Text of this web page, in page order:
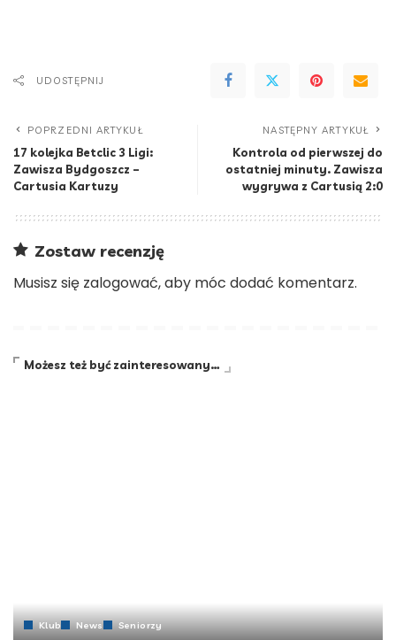
UDOSTĘPNIJ
POPRZEDNI ARTYKUŁ
17 kolejka Betclic 3 Ligi:
Zawisza Bydgoszcz –
Cartusia Kartuzy
NASTĘPNY ARTYKUŁ
Kontrola od pierwszej do
ostatniej minuty. Zawisza
wygrywa z Cartusią 2:0
Zostaw recenzję
Musisz się zalogować, aby móc dodać komentarz.
Możesz też być zainteresowany…
Klub News Seniorzy